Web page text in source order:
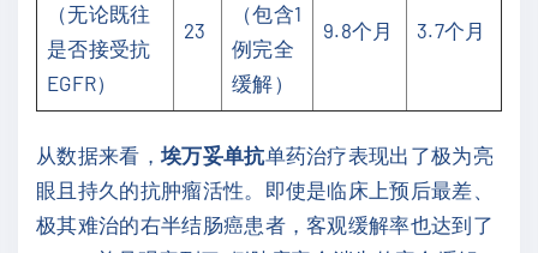
（无论既往
是否接受抗
EGFR）
23
（包含1
例完全
缓解）
9.8个月 3.7个月
从数据来看， 埃万妥单抗单药治疗表现出了极为亮
眼且持久的抗肿瘤活性。即使是临床上预后最差、
极其难治的右半结肠癌患者，客观缓解率也达到了